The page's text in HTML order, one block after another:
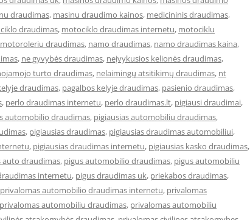
draudimas, masinu draudimo kainos, medicininis draudimas,
draudimas, motociklo draudimas internetu, motociklu
motoroleriu draudimas, namo draudimas, namo draudimas kaina,
, ne gyvybės draudimas, neįvykusios kelionės draudimas,
turto draudimas, nelaimingų atsitikimų draudimas, nt
draudimas, pagalbos kelyje draudimas, pasienio draudimas,
, perlo draudimas internetu, perlo draudimas.lt, pigiausi draudimai,
automobilio draudimas, pigiausias automobiliu draudimas,
, pigiausias draudimas, pigiausias draudimas automobiliui,
, pigiausias draudimas internetu, pigiausias kasko draudimas,
auto draudimas, pigus automobilio draudimas, pigus automobiliu
internetu, pigus draudimas uk, priekabos draudimas,
privalomas automobilio draudimas internetu, privalomas
privalomas automobiliu draudimas, privalomas automobiliu